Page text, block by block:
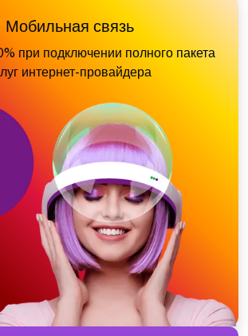
Мобильная связь
при подключении полного пакета
интернет-провайдера